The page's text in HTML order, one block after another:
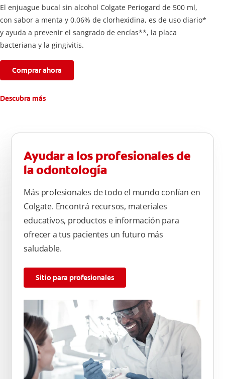
El enjuague bucal sin alcohol Colgate Periogard de 500 ml,
con sabor a menta y 0.06% de clorhexidina, es de uso diario*
y ayuda a prevenir el sangrado de encías**, la placa
bacteriana y la gingivitis.
Comprar ahora
Descubra más
Ayudar a los profesionales de
la odontología
Más profesionales de todo el mundo confían en
Colgate. Encontrá recursos, materiales
educativos, productos e información para
ofrecer a tus pacientes un futuro más
saludable.
Sitio para profesionales